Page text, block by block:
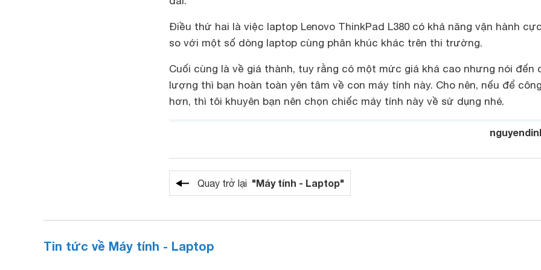
Điều thứ hai là việc laptop Lenovo ThinkPad L380 có khả năng vận hành
so với một số dòng laptop cùng phân khúc khác trên thi trường.
Cuối cùng là về giá thành, tuy rằng có một mức giá khá cao nhưng nói đến
lượng thì bạn hoàn toàn yên tâm về con máy tính này. Cho nên, nếu để
hơn, thì tôi khuyên bạn nên chọn chiếc máy tính này về sử dụng nhé.
Quay trở lại "Máy tính - Laptop"
Tin tức về Máy tính - Laptop